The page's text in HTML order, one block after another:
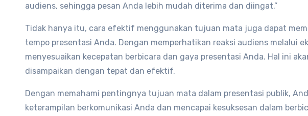
audiens, sehingga pesan Anda lebih mudah diterima dan diingat.”
Tidak hanya itu, cara efektif menggunakan tujuan mata juga dapat
tempo presentasi Anda. Dengan memperhatikan reaksi audiens melalui
menyesuaikan kecepatan berbicara dan gaya presentasi Anda. Hal ini
disampaikan dengan tepat dan efektif.
Dengan memahami pentingnya tujuan mata dalam presentasi publik,
keterampilan berkomunikasi Anda dan mencapai kesuksesan dalam